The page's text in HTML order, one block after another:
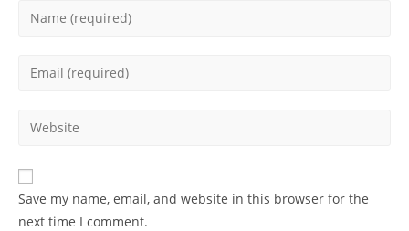
Enter
Enter
address
comment
Enter
website
URL
(optional)
Save my name, email, and website in this browser for the
next time I comment.